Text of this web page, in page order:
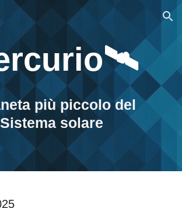
Skip to navigation
più piccolo del
Sistema solare